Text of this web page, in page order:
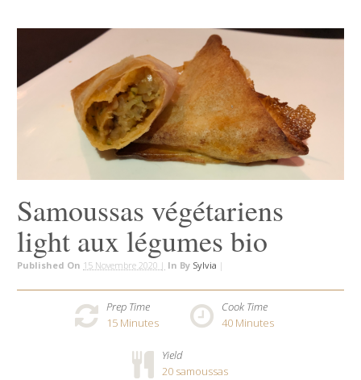
Samoussas végétariens
light aux légumes bio
Published On 15 Novembre 2020 | In By Sylvia |
Prep Time
15Minutes
Cook Time
40Minutes
Yield
20 samoussas